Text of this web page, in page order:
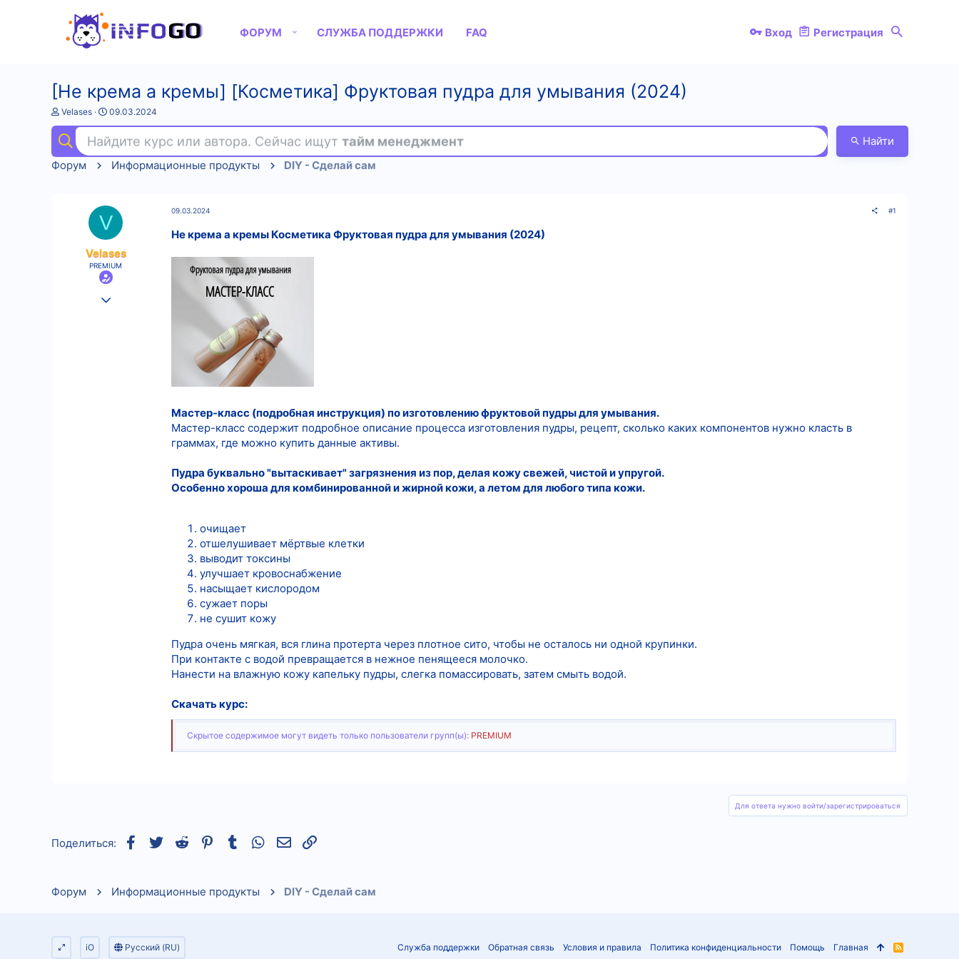
ФОРУМ СЛУЖБА ПОДДЕРЖКИ FAQ Вход Регистрация
[Не крема а кремы] [Косметика] Фруктовая пудра для умывания (2024)
А
т
о
р
т
Velases
Д
т
а
н
а
а
09.03.2024
Найдите курс или автора. Сейчас ищут тайм менеджмент
Найти
Форум
Информационные продукты DIY - Сделай сам
V
Velases
PREMIUM
09.03.2024 #1
Не крема а кремы Косметика Фруктовая пудра для умывания (2024)
Мастер-класс (подробная инструкция) по изготовлению фруктовой пудры для умывания.
Мастер-класс содержит подробное описание процесса изготовления пудры, рецепт, сколько каких компонентов нужно класть в
граммах, где можно купить данные активы.
Пудра буквально "вытаскивает" загрязнения из пор, делая кожу свежей, чистой и упругой.
Особенно хороша для комбинированной и жирной кожи, а летом для любого типа кожи.
очищает
отшелушивает мёртвые клетки
выводит токсины
улучшает кровоснабжение
насыщает кислородом
сужает поры
не сушит кожу
Пудра очень мягкая, вся глина протерта через плотное сито, чтобы не осталось ни одной крупинки.
При контакте с водой превращается в нежное пенящееся молочко.
Нанести на влажную кожу капельку пудры, слегка помассировать, затем смыть водой.
Скачать курс:
Скрытое содержимое могут видеть только пользователи групп(ы): PREMIUM
Для ответа нужно войти/зарегистрироваться
Поделиться: Facebook
TwitterReddit Pinterest
TumblrWhatsAppЭлектронная почта
Ссылка
Форум Информационные продукты DIY - Сделай сам
iO Русский (RU) Служба поддержки Обратная связь Условия и правила Политика конфиденциальности Помощь Главная
R